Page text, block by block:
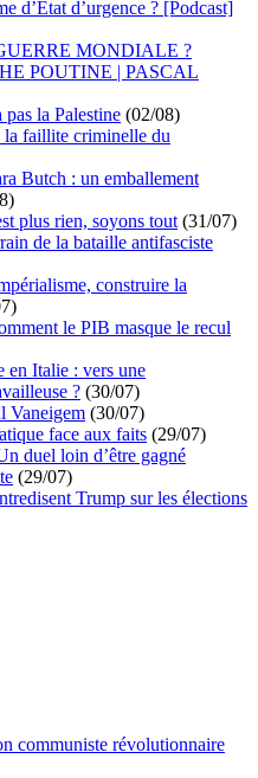
d’État d’urgence ? [Podcast]
MONDIALE ?
POUTINE | PASCAL
la Palestine (02/08)
la faillite criminelle du
Butch : un emballement
plus rien, soyons tout (31/07)
de la bataille antifasciste
construire la
le PIB masque le recul
en Italie : vers une
? (30/07)
Vaneigem (30/07)
face aux faits (29/07)
duel loin d’être gagné
(29/07)
Trump sur les élections
communiste révolutionnaire